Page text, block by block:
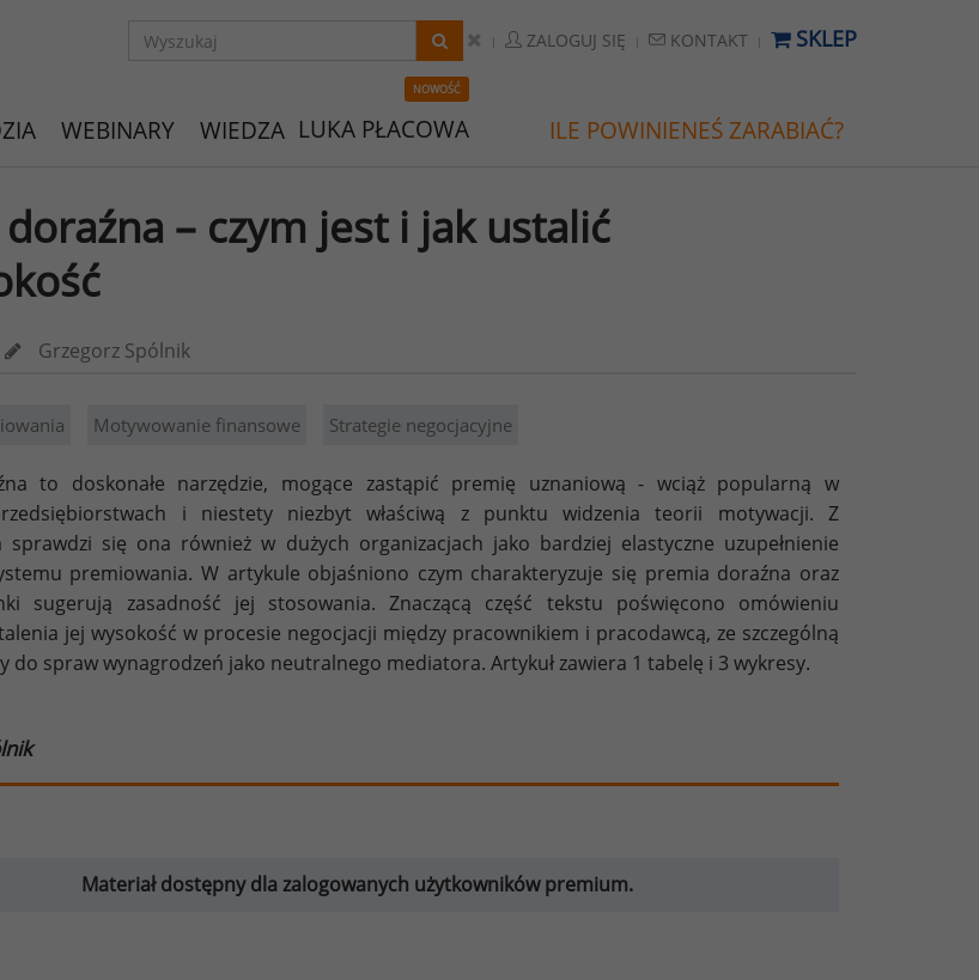
ZALOGUJ SIĘ KONTAKT SKLEP
WEBINARY WIEDZA
NOWOŚĆ
LUKA PŁACOWA ILE POWINIENEŚ ZARABIAĆ?
– czym jest i jak ustalić
Grzegorz Spólnik
Motywowanie finansowe Strategie negocjacyjne
to doskonałe narzędzie, mogące zastąpić premię uznaniową - wciąż popularną w
i niestety niezbyt właściwą z punktu widzenia teorii motywacji. Z
sprawdzi się ona również w dużych organizacjach jako bardziej elastyczne uzupełnienie
premiowania. W artykule objaśniono czym charakteryzuje się premia doraźna oraz
sugerują zasadność jej stosowania. Znaczącą część tekstu poświęcono omówieniu
jej wysokość w procesie negocjacji między pracownikiem i pracodawcą, ze szczególną
do spraw wynagrodzeń jako neutralnego mediatora. Artykuł zawiera 1 tabelę i 3 wykresy.
Materiał dostępny dla zalogowanych użytkowników premium.